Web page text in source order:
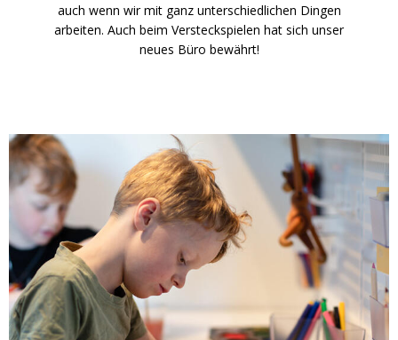
auch wenn wir mit ganz unterschiedlichen Dingen
arbeiten. Auch beim Versteckspielen hat sich unser
neues Büro bewährt!